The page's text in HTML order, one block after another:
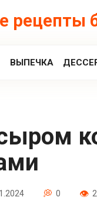
рецепты
ВЫПЕЧКА
0